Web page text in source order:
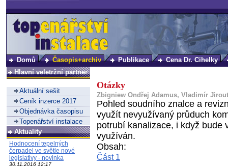
Domů Časopis+archiv Publikace
Cena Dr. Cihelky
Hlavní veletržní partner
Aktuální sešit
Ceník inzerce 2017
Objednávka časopisu
Topenářství instalace
Aktuality
Hodnocení tepelných
čerpadel ve světle nové
legislativy - novinka
30.11.2016 12:17
Otázky
Zbigniew Ondřej Adamus, Vladimír Jirout
Pohled soudního znalce a
využít nevyužívaný průduch
potrubí kanalizace, i když bude
využíván.
Obsah:
Část 1